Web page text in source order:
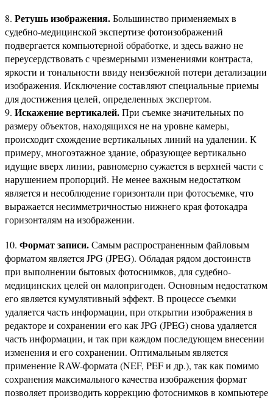
8. Ретушь изображения.Большинство применяемых в
судебно-медицинской экспертизе фотоизображений
подвергается компьютерной обработке, и здесь важно не
переусердствовать с чрезмерными изменениями контраста,
яркости и тональности ввиду неизбежной потери детализации
изображения. Исключение составляют специальные приемы
для достижения целей, определенных экспертом.
9. Искажение вертикалей.При съемке значительных по
размеру объектов, находящихся не на уровне камеры,
происходит схождение вертикальных линий на удалении. К
примеру, многоэтажное здание, образующее вертикально
идущие вверх линии, равномерно сужается в верхней части с
нарушением пропорций. Не менее важным недостатком
является и несоблюдение горизонтали при фотосъемке, что
выражается несимметричностью нижнего края фотокадра
горизонталям на изображении.
10. Формат записи.Самым распространенным файловым
форматом является JPG (JPEG). Обладая рядом достоинств
при выполнении бытовых фотоснимков, для судебно-
медицинских целей он малопригоден. Основным недостатком
его является кумулятивный эффект. В процессе съемки
удаляется часть информации, при открытии изображения в
редакторе и сохранении его как JPG (JPEG) снова удаляется
часть информации, и так при каждом последующем внесении
изменения и его сохранении. Оптимальным является
применение RAW-формата (NEF, PEF и др.), так как помимо
сохранения максимального качества изображения формат
позволяет производить коррекцию фотоснимков в компьютере